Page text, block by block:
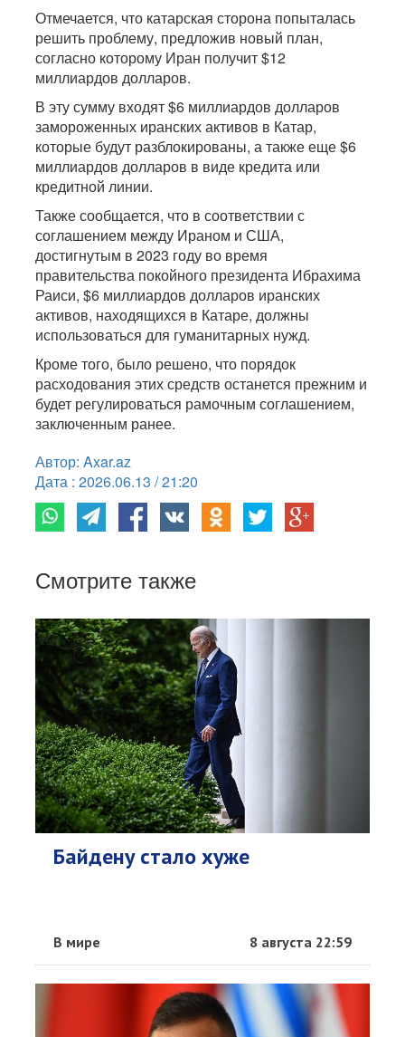
Отмечается, что катарская сторона попыталась
решить проблему, предложив новый план,
согласно которому Иран получит $12
миллиардов долларов.
В эту сумму входят $6 миллиардов долларов
замороженных иранских активов в Катар,
которые будут разблокированы, а также еще $6
миллиардов долларов в виде кредита или
кредитной линии.
Также сообщается, что в соответствии с
соглашением между Ираном и США,
достигнутым в 2023 году во время
правительства покойного президента Ибрахима
Раиси, $6 миллиардов долларов иранских
активов, находящихся в Катаре, должны
использоваться для гуманитарных нужд.
Кроме того, было решено, что порядок
расходования этих средств останется прежним и
будет регулироваться рамочным соглашением,
заключенным ранее.
Автор: Axar.az
Дата : 2026.06.13 / 21:20
Смотрите также
Байдену стало хуже
В мире 8 августа 22:59